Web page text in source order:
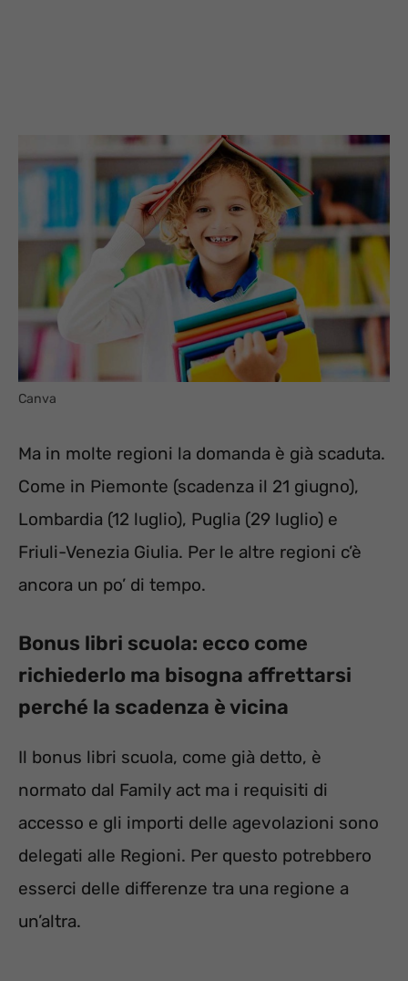
Canva
Ma in molte regioni la domanda è già scaduta.
Come in Piemonte (scadenza il 21 giugno),
Lombardia (12 luglio), Puglia (29 luglio) e
Friuli-Venezia Giulia. Per le altre regioni c’è
ancora un po’ di tempo.
Bonus libri scuola: ecco come
richiederlo ma bisogna affrettarsi
perché la scadenza è vicina
Il bonus libri scuola, come già detto, è
normato dal Family act ma i requisiti di
accesso e gli importi delle agevolazioni sono
delegati alle Regioni. Per questo potrebbero
esserci delle differenze tra una regione a
un’altra.